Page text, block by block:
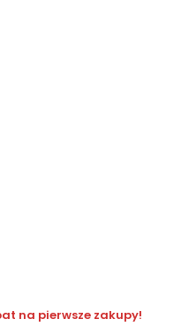
na pierwsze zakupy!